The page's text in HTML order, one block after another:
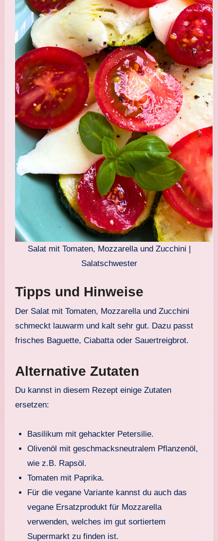
Salat mit Tomaten, Mozzarella und Zucchini |
Salatschwester
Tipps und Hinweise
Der Salat mit Tomaten, Mozzarella und Zucchini
schmeckt lauwarm und kalt sehr gut. Dazu passt
frisches Baguette, Ciabatta oder Sauertreigbrot.
Alternative Zutaten
Du kannst in diesem Rezept einige Zutaten
ersetzen:
Basilikum mit gehackter Petersilie.
Olivenöl mit geschmacksneutralem Pflanzenöl,
wie z.B. Rapsöl.
Tomaten mit Paprika.
Für die vegane Variante kannst du auch das
vegane Ersatzprodukt für Mozzarella
verwenden, welches im gut sortiertem
Supermarkt zu finden ist.